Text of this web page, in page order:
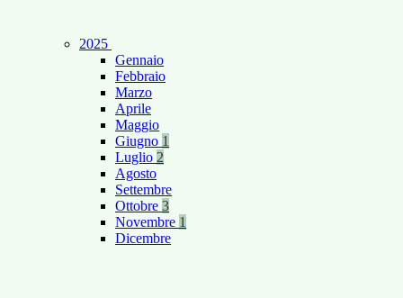
2025
Gennaio
Febbraio
Marzo
Aprile
Maggio
Giugno 1
Luglio 2
Agosto
Settembre
Ottobre 3
Novembre 1
Dicembre